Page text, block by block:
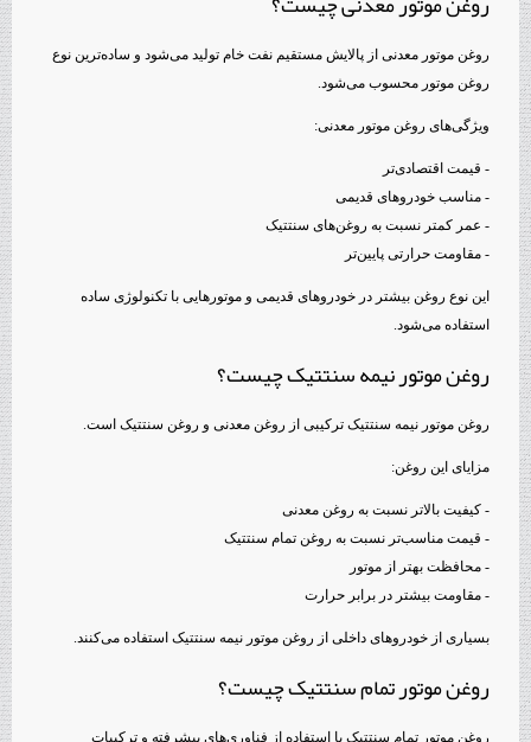
روغن موتور معدنی از پالایش مستقیم نفت خام تولید می‌شود و ساده‌ترین نوع
روغن موتور محسوب می‌شود.
ویژگی‌های روغن موتور معدنی:
- قیمت اقتصادی‌تر
- مناسب خودروهای قدیمی
- عمر کمتر نسبت به روغن‌های سنتتیک
- مقاومت حرارتی پایین‌تر
این نوع روغن بیشتر در خودروهای قدیمی و موتورهایی با تکنولوژی ساده
استفاده می‌شود.
روغن موتور نیمه سنتتیک چیست؟
روغن موتور نیمه سنتتیک ترکیبی از روغن معدنی و روغن سنتتیک است.
مزایای این روغن:
- کیفیت بالاتر نسبت به روغن معدنی
- قیمت مناسب‌تر نسبت به روغن تمام سنتتیک
- محافظت بهتر از موتور
- مقاومت بیشتر در برابر حرارت
بسیاری از خودروهای داخلی از روغن موتور نیمه سنتتیک استفاده می‌کنند.
روغن موتور تمام سنتتیک چیست؟
روغن موتور تمام سنتتیک با استفاده از فناوری‌های پیشرفته و ترکیبات